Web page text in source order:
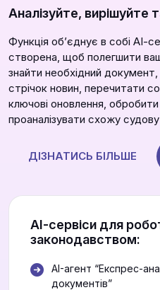
Аналізуйте, вирішуйте
Функція обʼєднує в собі АІ-
створена, щоб полегшити
знайти необхідний документ,
стрічок новин, перечитати
ключові оновлення,
проаналізувати схожу
ДІЗНАТИСЬ БІЛЬШЕ
АІ-сервіси для
законодавством:
AI-агент “Експрес-
документів”